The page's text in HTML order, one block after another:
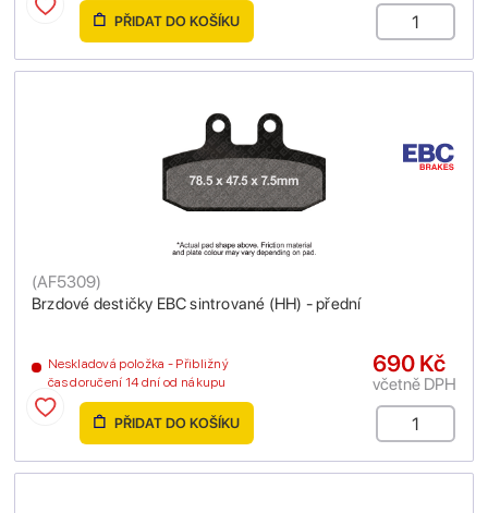
PŘIDAT DO KOŠÍKU
Brzdové destičky EBC sintrované (HH) - přední
(AF5309)
Neskladová položka - Přibližný
čas doručení 14 dní od nákupu
690 Kč
včetně DPH
PŘIDAT DO KOŠÍKU